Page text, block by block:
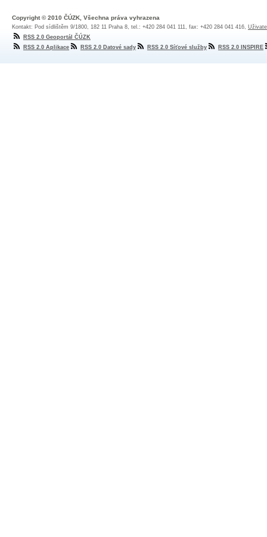
Copyright © 2010 ČÚZK, Všechna práva vyhrazena
Kontakt: Pod sídlištěm 9/1800, 182 11 Praha 8, tel.: +420 284 041 111, fax: +420 284 041 416,
RSS 2.0 Geoportál ČÚZK
RSS 2.0 Aplikace
RSS 2.0 Datové sady RSS 2.0 Síťové služby RSS 2.0 INSPIRE